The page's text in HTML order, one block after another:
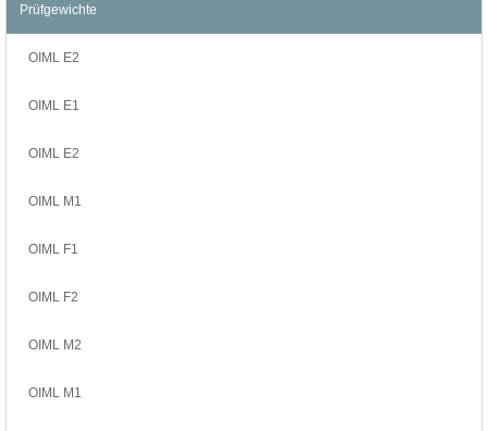
Prüfgewichte
OIML E2
OIML E1
OIML E2
OIML M1
OIML F1
OIML F2
OIML M2
OIML M1